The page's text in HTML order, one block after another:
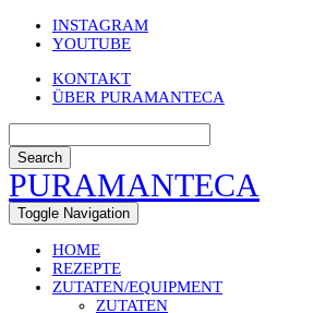
Skip
INSTAGRAM
YOUTUBE
KONTAKT
ÜBER PURAMANTECA
Search
PURAMANTECA
Toggle Navigation
HOME
REZEPTE
ZUTATEN/EQUIPMENT
ZUTATEN